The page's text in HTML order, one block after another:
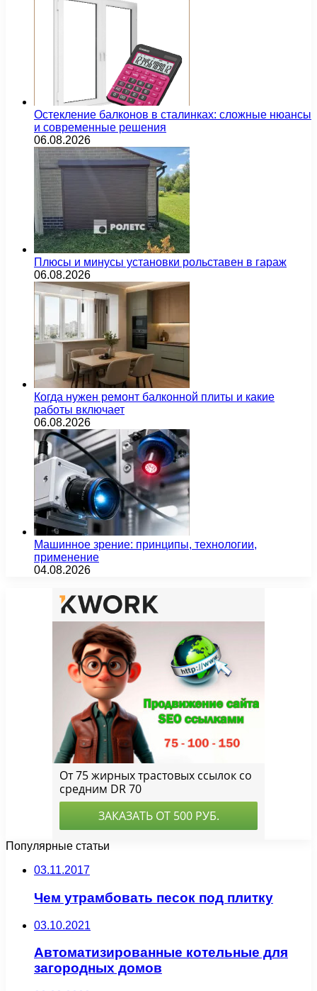
Остекление балконов в сталинках: сложные нюансы
и современные решения
06.08.2026
Плюсы и минусы установки рольставен в гараж
06.08.2026
Когда нужен ремонт балконной плиты и какие
работы включает
06.08.2026
Машинное зрение: принципы, технологии,
применение
04.08.2026
Популярные статьи
03.11.2017
Чем утрамбовать песок под плитку
03.10.2021
Автоматизированные котельные для
загородных домов